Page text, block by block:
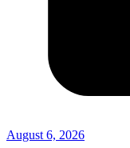
August 6, 2026